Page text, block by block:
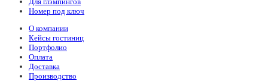
Номер под ключ
О компании
Кейсы гостиниц
Портфолио
Оплата
Доставка
Производство